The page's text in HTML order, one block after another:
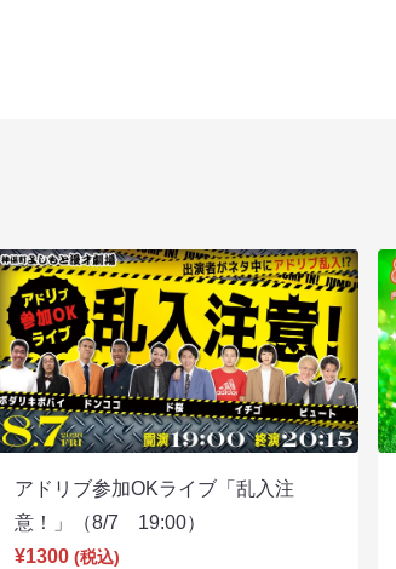
アドリブ参加OKライブ「乱入注
意！」（8/7 19:00）
¥1300 (税込)